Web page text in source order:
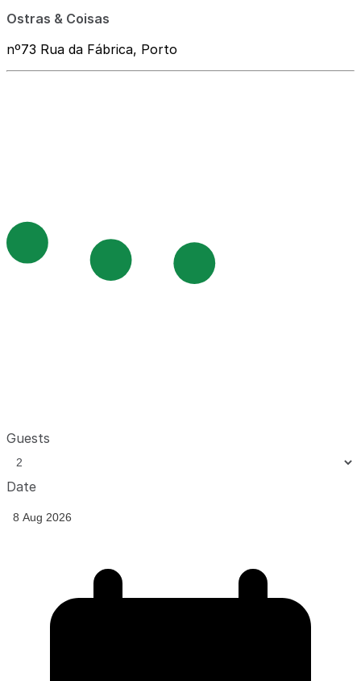
Ostras & Coisas
nº73 Rua da Fábrica, Porto
Guests
Date